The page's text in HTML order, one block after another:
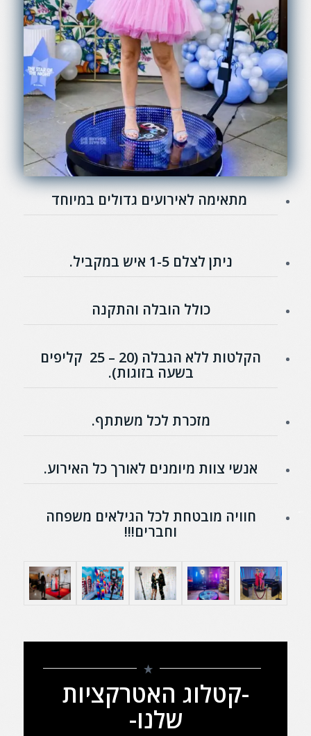
מתאימה לאירועים גדולים במיוחד
ניתן לצלם 1-5 איש במקביל.
כולל הובלה והתקנה
הקלטות ללא הגבלה (20 – 25 קליפים
בשעה בזוגות).
מזכרת לכל משתתף.
אנשי צוות מיומנים לאורך כל האירוע.
חוויה מובטחת לכל הגילאים משפחה
וחברים!!!
-קטלוג האטרקציות
שלנו-